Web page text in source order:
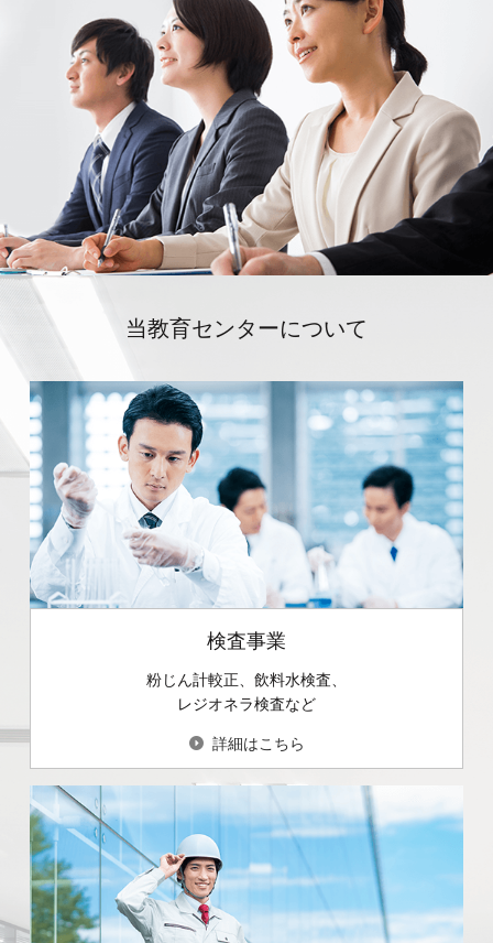
当教育センターについて
検査事業
粉じん計較正、飲料水検査、
レジオネラ検査など
詳細はこちら